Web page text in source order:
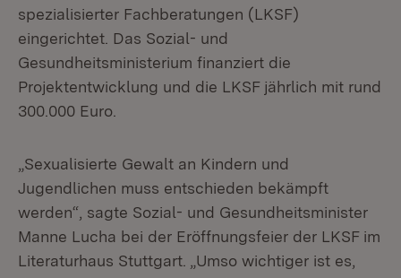
spezialisierter Fachberatungen (LKSF)
eingerichtet. Das Sozial- und
Gesundheitsministerium finanziert die
Projektentwicklung und die LKSF jährlich mit rund
300.000 Euro.
„Sexualisierte Gewalt an Kindern und
Jugendlichen muss entschieden bekämpft
werden“, sagte Sozial- und Gesundheitsminister
Manne Lucha bei der Eröffnungsfeier der LKSF im
Literaturhaus Stuttgart. „Umso wichtiger ist es,